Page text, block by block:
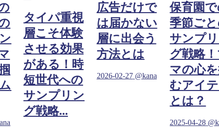
タイパ重視
層こそ体験
させる効果
がある！時
短世代への
サンプリン
グ戦略...
広告だけで
は届かない
層に出会う
方法とは
2026-02-27 @kana
保育園
季節ご
サンプ
グ戦略
マの心
むアイ
とは？
2025-04-28